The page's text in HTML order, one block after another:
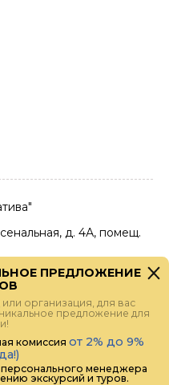
д. 4А, помещ.
ПРЕДЛОЖЕНИЕ
или организация, для вас
предложение для
комиссия от 2% до 9%
менеджера
экскурсий и туров.